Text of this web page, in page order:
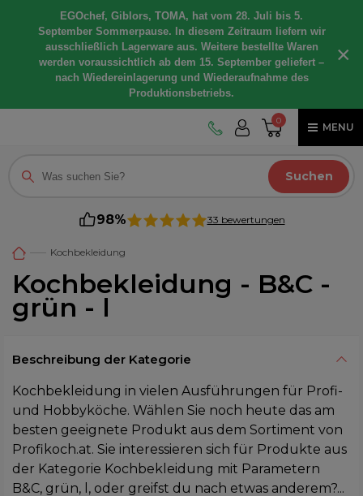
EGOchef, Giblors, TOMA, hat vom 28. Juli bis 5.
September Sommerpause. In diesem Zeitraum liefern wir
ausschließlich Lagerware aus. Weitere bestellte Waren
werden voraussichtlich ab dem 15. September geliefert –
nach Wiedereinlagerung und Wiederaufnahme des
Produktionsbetriebs.
×
0
MENU
Suchen
98% 33 bewertungen
Kochbekleidung
Kochbekleidung - B&C -
grün - l
Beschreibung der Kategorie
Kochbekleidung in vielen Ausführungen für Profi-
und Hobbyköche. Wählen Sie noch heute das am
besten geeignete Produkt aus dem Sortiment von
Profikoch.at. Sie interessieren sich für Produkte aus
der Kategorie Kochbekleidung mit Parametern
B&C, grün, l, oder greifst du nach etwas anderem?...